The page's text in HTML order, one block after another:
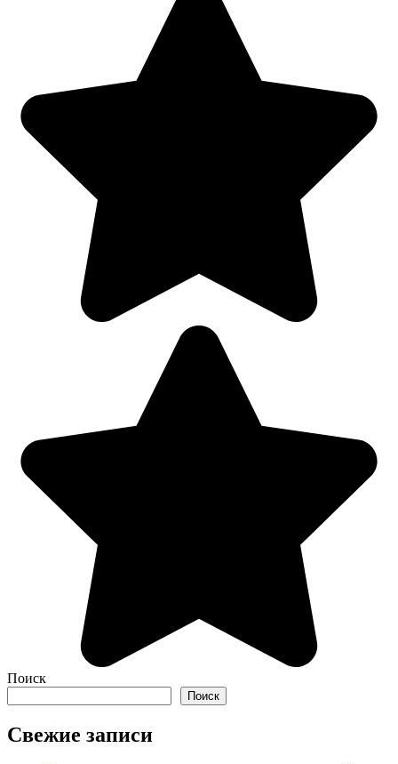
Поиск
Поиск
Свежие записи